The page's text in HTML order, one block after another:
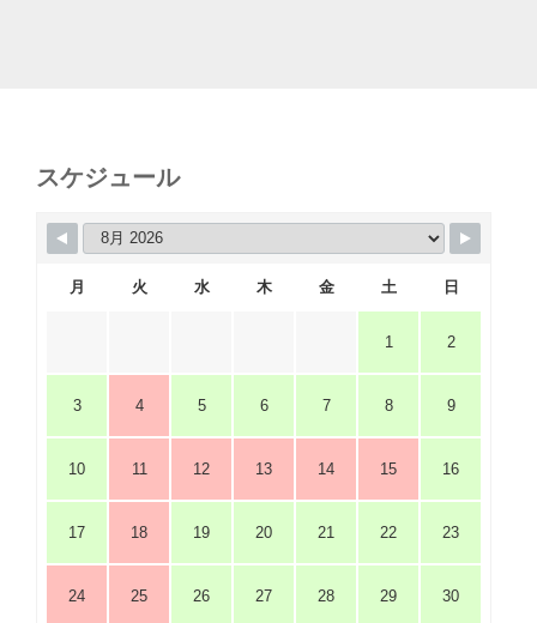
スケジュール
月 火 水 木 金 土 日
1 2
3 4 5 6 7 8 9
10 11 12 13 14 15 16
17 18 19 20 21 22 23
24 25 26 27 28 29 30